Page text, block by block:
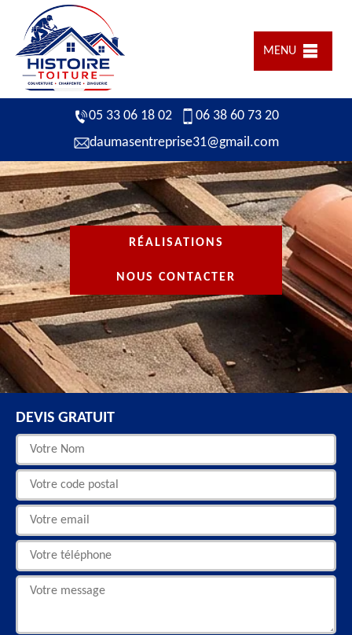
MENU
05 33 06 18 02
06 38 60 73 20
daumasentreprise31@gmail.com
RÉALISATIONS
NOUS CONTACTER
DEVIS GRATUIT